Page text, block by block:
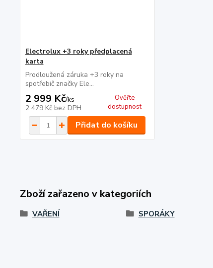
Electrolux +3 roky předplacená
karta
Prodloužená záruka +3 roky na
spotřebič značky Ele...
2 999 Kč/ks
2 479 Kč bez DPH
Ověřte
dostupnost
Přidat do košíku
Zboží zařazeno v kategoriích
VAŘENÍ SPORÁKY